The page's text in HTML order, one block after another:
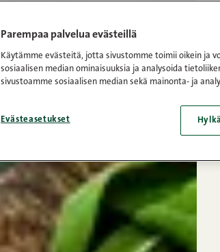
Parempaa palvelua evästeillä
Käytämme evästeitä, jotta sivustomme toimii oikein ja
sosiaalisen median ominaisuuksia ja analysoida
sivustoamme sosiaalisen median sekä mainonta- ja
Evästeasetukset